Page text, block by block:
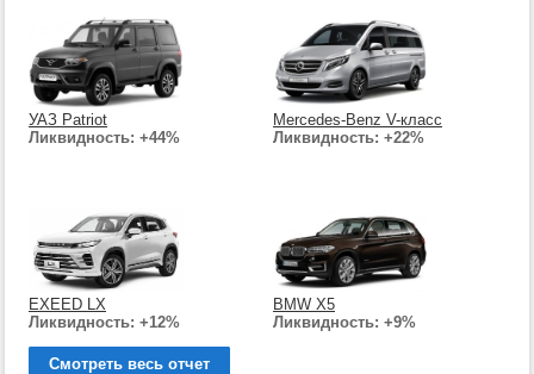
УАЗ Patriot
Ликвидность: +44%
Mercedes-Benz V-класс
Ликвидность: +22%
EXEED LX
Ликвидность: +12%
BMW X5
Ликвидность: +9%
Смотреть весь отчет